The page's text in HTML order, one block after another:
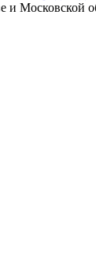
и Московской